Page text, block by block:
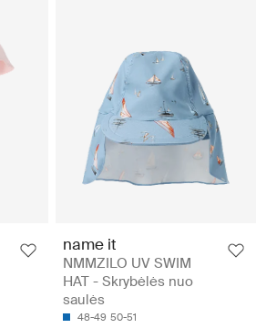
name it
NMMZILO UV SWIM
HAT - Skrybėlės nuo
saulės
48-49 50-51